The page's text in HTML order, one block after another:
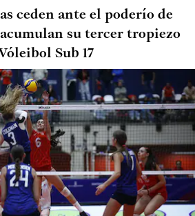
ceden ante el poderío de
su tercer tropiezo
Sub 17